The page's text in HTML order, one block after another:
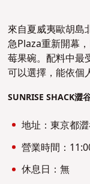
來自夏威夷歐胡島
急Plaza重新開幕
莓果碗。配料中最
可以選擇，能依個
SUNRISE SHACK澀
地址：東京都
營業時間：
休息日：無